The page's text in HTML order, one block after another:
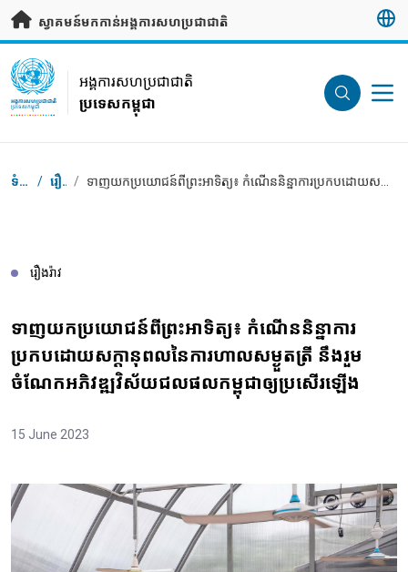
រំលងទៅមាតិកាសំខាន់
ស្វាគមន៍មកកាន់អង្គការសហប្រជាជាតិ
UN Logo
អង្គការសហប្រជាជាតិ
ប្រទេសកម្ពុជា
អង្គការសហប្រជាជាតិ
ប្រទេសកម្ពុជា
Breadcrumb
ទំព័រដើម / រឿងរ៉ាវ /
រឿងរ៉ាវ
ទាញយកប្រយោជន៍ពីព្រះអាទិត្យ៖ កំណើននិន្នាការ
ប្រកបដោយសក្តានុពលនៃការហាលសម្ងួតត្រី នឹងរួម
ចំណែកអភិវឌ្ឍវិស័យជលផលកម្ពុជាឲ្យប្រសើរឡើង
15 June 2023